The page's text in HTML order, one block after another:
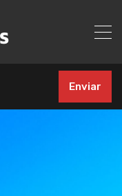
Enviar